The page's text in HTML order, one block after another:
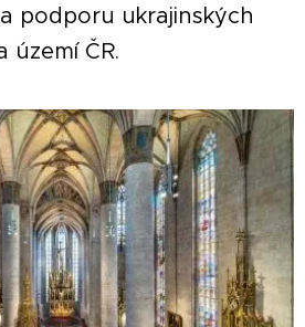
podporu ukrajinských
území ČR.